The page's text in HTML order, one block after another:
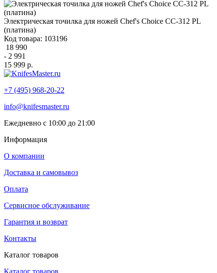
Электрическая точилка для ножей Chef's Choice CC-312 PL
(платина)
Код товара: 103196
18 990
- 2 991
15 999 р.
+7 (495) 968-20-22
info@knifesmaster.ru
Ежедневно с 10:00 до 21:00
Информация
О компании
Доставка и самовывоз
Оплата
Сервисное обслуживание
Гарантия и возврат
Контакты
Каталог товаров